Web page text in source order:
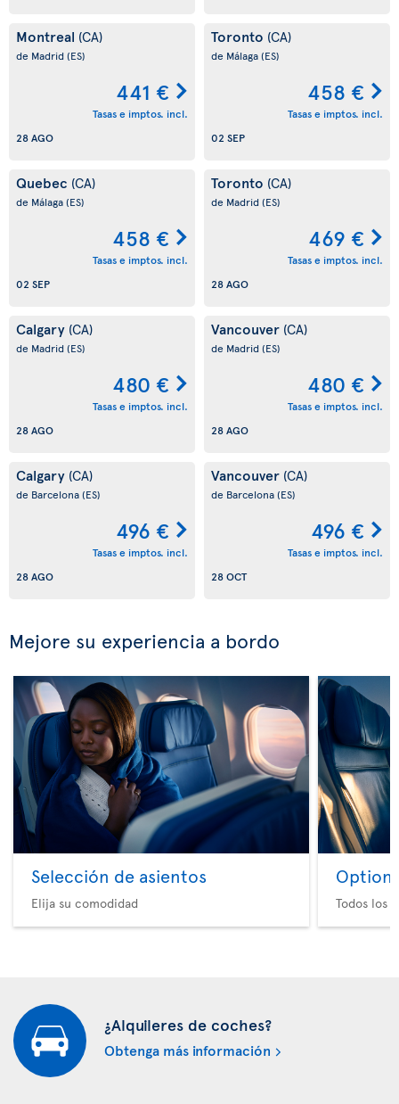
Montreal (CA)
de Madrid(ES)
441 €
Tasas e imptos. incl.
28 AGO
Toronto (CA)
de Málaga(ES)
458 €
Tasas e imptos. incl.
02 SEP
Quebec (CA)
de Málaga(ES)
458 €
Tasas e imptos. incl.
02 SEP
Toronto (CA)
de Madrid(ES)
469 €
Tasas e imptos. incl.
28 AGO
Calgary (CA)
de Madrid(ES)
480 €
Tasas e imptos. incl.
28 AGO
Vancouver (CA)
de Madrid(ES)
480 €
Tasas e imptos. incl.
28 AGO
Calgary (CA)
de Barcelona(ES)
496 €
Tasas e imptos. incl.
28 AGO
Vancouver (CA)
de Barcelona(ES)
496 €
Tasas e imptos. incl.
28 OCT
Mejore su experiencia a bordo
Selección de asientos
Elija su comodidad
Option
Todos los
¿Alquileres de coches?
Obtenga más información